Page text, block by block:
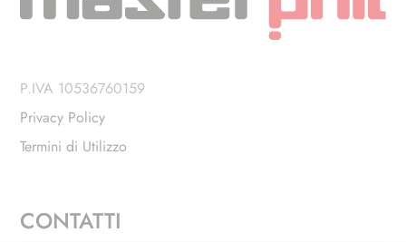
P.IVA 10536760159
Privacy Policy
Termini di Utilizzo
CONTATTI